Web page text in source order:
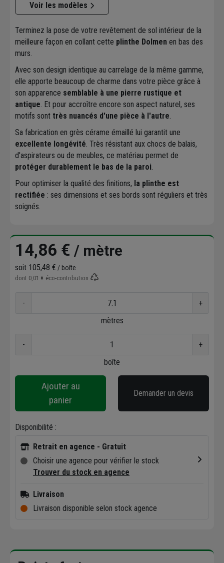
Voir les modèles
Terminez la pose de votre revêtement de sol intérieur de la
meilleure façon en collant cette plinthe Dolmen en bas des
murs.
Avec son design identique au carrelage de la même gamme,
elle apporte beaucoup de charme dans votre pièce grâce à
son apparence semblable à une pierre rustique et
antique. Et pour accroître encore son aspect naturel, ses
motifs sont très nuancés d'une pièce à l'autre.
Sa fabrication en grès cérame émaillé lui garantit une
excellente longévité. Très résistant aux chocs de balais,
d'aspirateurs ou de meubles, ce matériau permet de
protéger durablement le bas de la paroi.
Pour optimiser la qualité des finitions, la plinthe est
rectifiée : ses dimensions et ses bords sont réguliers et très
soignés.
14,86 € / mètre
soit 105,48 € / boîte
dont 0,01 € éco-contribution
-
+
mètres
-
+
boîte
Ajouter au
panier
Demander un devis
Disponibilité :
Retrait en agence - Gratuit
Choisir une agence pour vérifier le stock
Trouver du stock en agence
Livraison
Livraison disponible selon stock agence